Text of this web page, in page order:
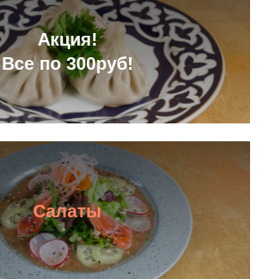
Акция!
Все по 300руб!
Салаты